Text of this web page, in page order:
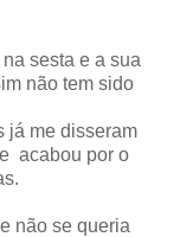
sesta e a sua
não tem sido
já me disseram
acabou por o
não se queria